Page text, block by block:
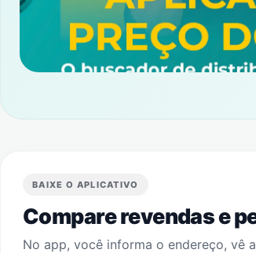
BAIXE O APLICATIVO
Compare revendas e
No app, você informa o endereço, vê